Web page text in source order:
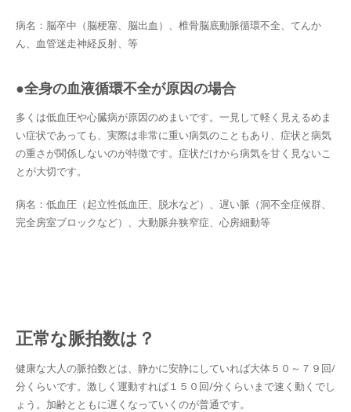
病名：脳卒中（脳梗塞、脳出血）、椎骨脳底動脈循環不全、てんか
ん、血管迷走神経反射、等
●全身の血液循環不全が原因の場合
多くは低血圧や心臓病が原因のめまいです。一見して軽く見えるめま
い症状であっても、実際は非常に重い病気のこともあり、症状と病気
の重さが関係しないのが特徴です。症状だけから病気を甘く見ないこ
とが大切です。
病名：低血圧（起立性低血圧、脱水など）、遅い脈（洞不全症候群、
完全房室ブロックなど）、大動脈弁狭窄症、心房細動等
正常な脈拍数は？
健康な大人の脈拍数とは、静かに安静にしていれば大体５０～７９回/
分くらいです。激しく運動すれば１５０回/分くらいまで速く動くでし
ょう。加齢とともに遅くなっていくのが普通です。